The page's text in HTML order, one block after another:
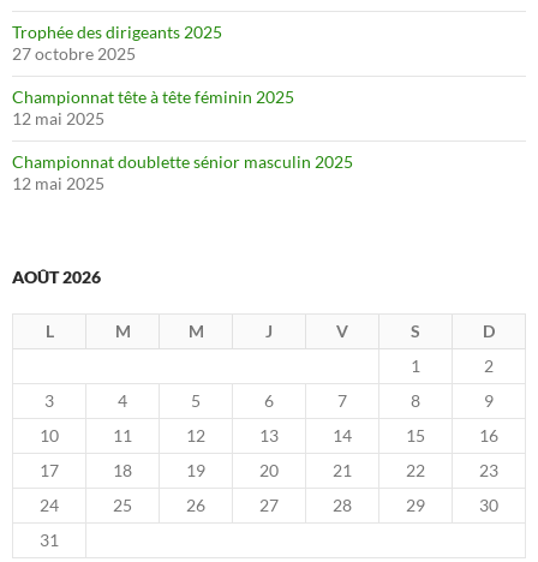
Trophée des dirigeants 2025
27 octobre 2025
Championnat tête à tête féminin 2025
12 mai 2025
Championnat doublette sénior masculin 2025
12 mai 2025
AOÛT 2026
L M M J V S
D
1
2
3
4 5 6 7 8
9
10
11 12 13 14 15
16
17
18 19 20 21 22
23
24
25 26 27 28 29
30
31